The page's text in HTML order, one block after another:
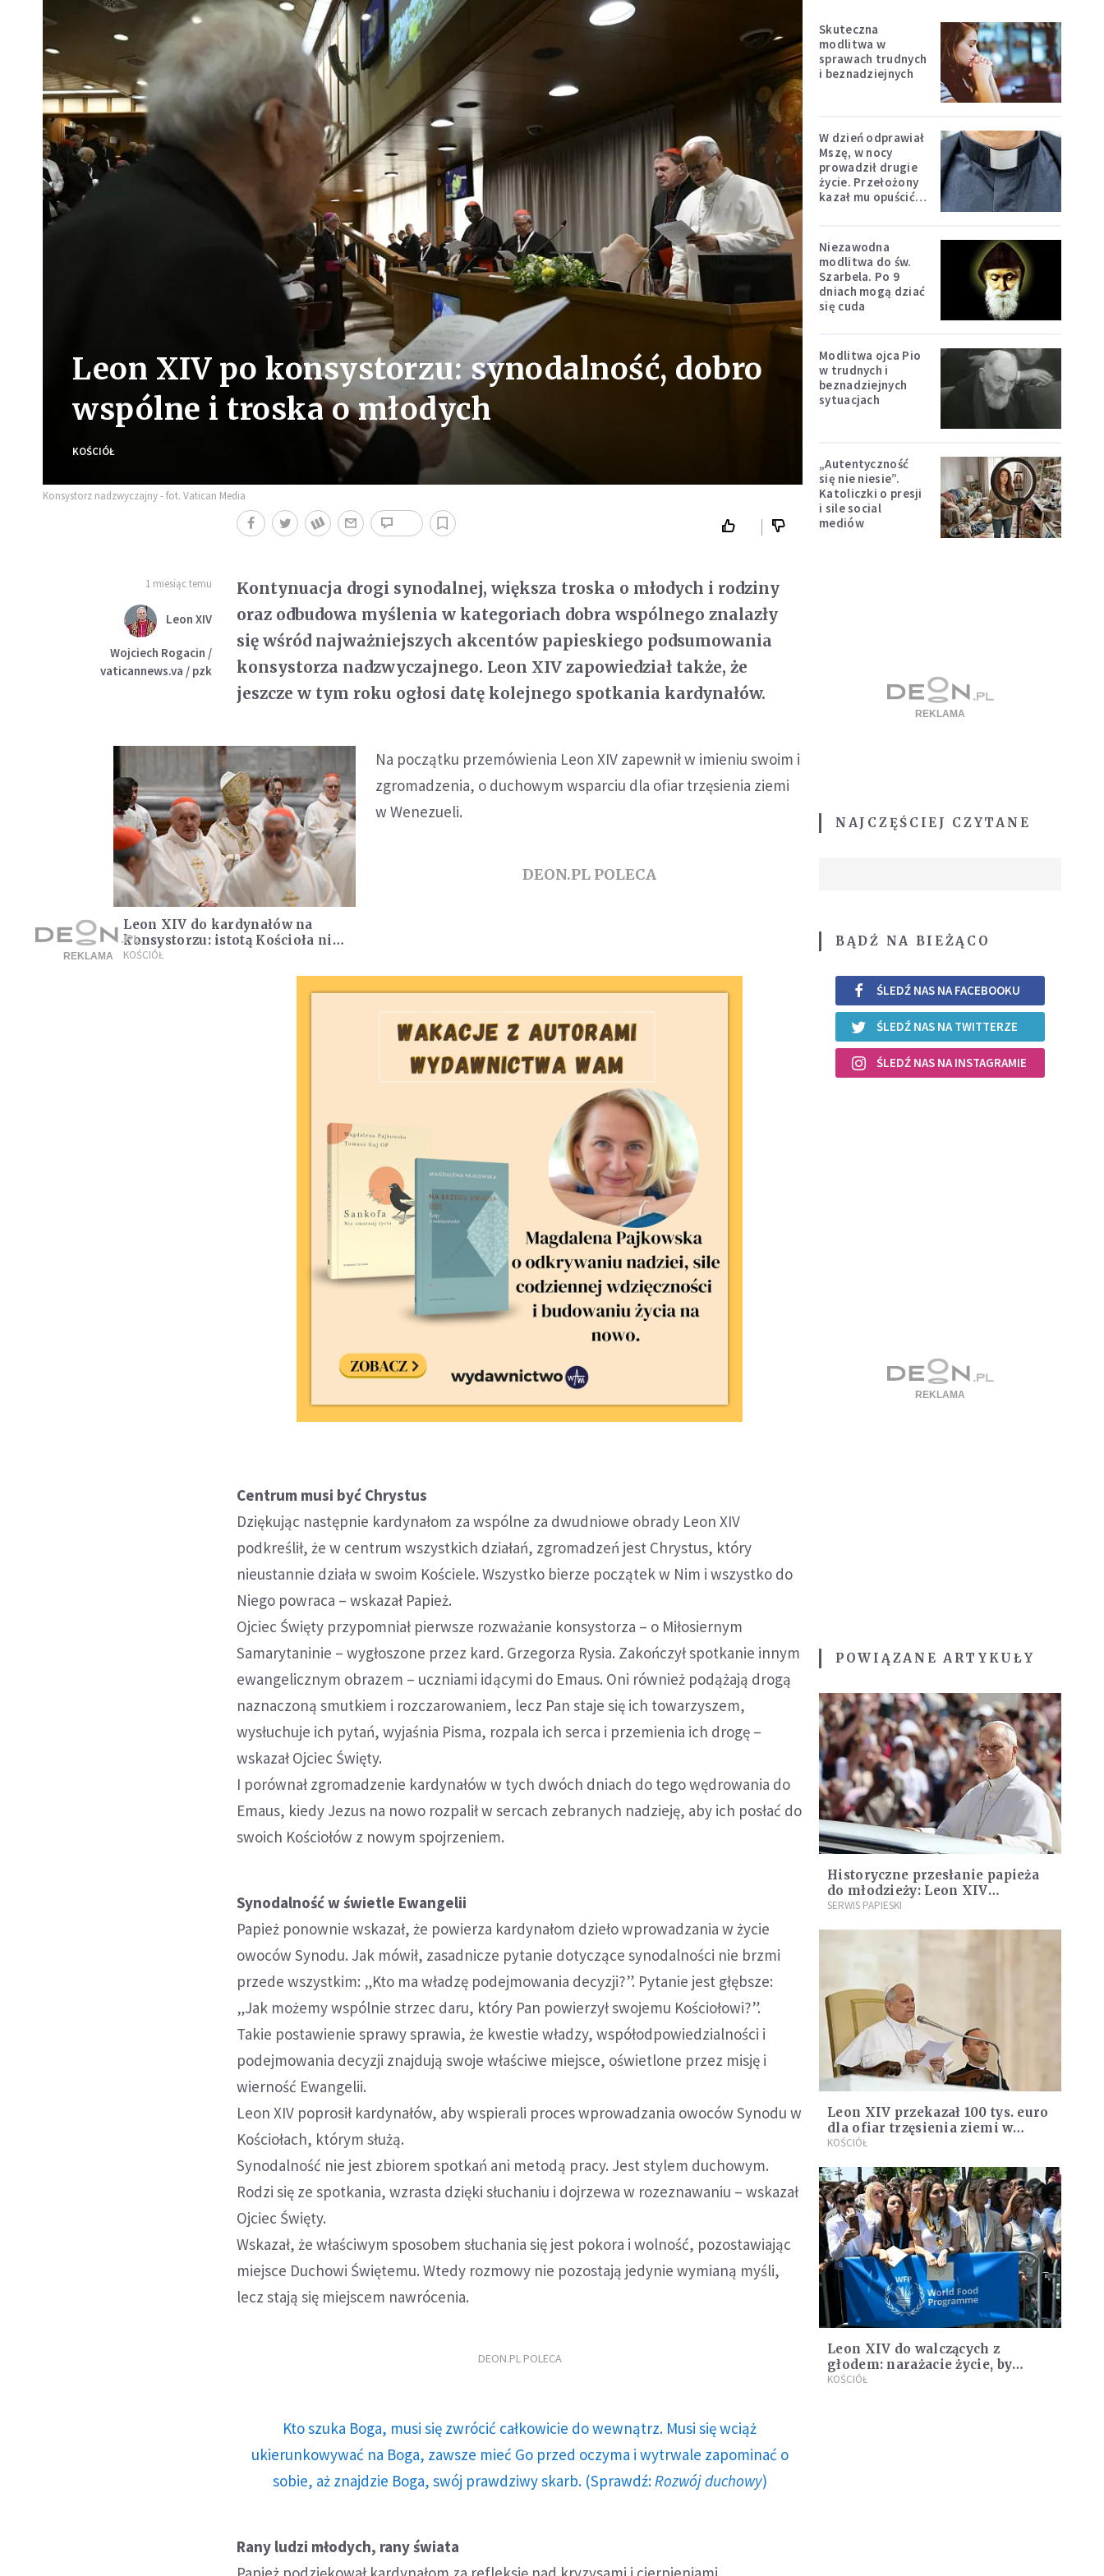
Leon XIV po konsystorzu: synodalność, dobro
wspólne i troska o młodych
KOŚCIÓŁ
Konsystorz nadzwyczajny - fot. Vatican Media
1 miesiąc temu
Leon XIV
Wojciech Rogacin /
vaticannews.va / pzk
Kontynuacja drogi synodalnej, większa troska o młodych i rodziny
oraz odbudowa myślenia w kategoriach dobra wspólnego znalazły
się wśród najważniejszych akcentów papieskiego podsumowania
konsystorza nadzwyczajnego. Leon XIV zapowiedział także, że
jeszcze w tym roku ogłosi datę kolejnego spotkania kardynałów.
Leon XIV do kardynałów na
konsystorzu: istotą Kościoła nie
jest duchowieństwo
KOŚCIÓŁ
Na początku przemówienia Leon XIV zapewnił w imieniu swoim i
zgromadzenia, o duchowym wsparciu dla ofiar trzęsienia ziemi
w Wenezueli.
DEON.PL POLECA
Centrum musi być Chrystus
Dziękując następnie kardynałom za wspólne za dwudniowe obrady Leon XIV
podkreślił, że w centrum wszystkich działań, zgromadzeń jest Chrystus, który
nieustannie działa w swoim Kościele. Wszystko bierze początek w Nim i wszystko do
Niego powraca – wskazał Papież.
Ojciec Święty przypomniał pierwsze rozważanie konsystorza – o Miłosiernym
Samarytaninie – wygłoszone przez kard. Grzegorza Rysia. Zakończył spotkanie innym
ewangelicznym obrazem – uczniami idącymi do Emaus. Oni również podążają drogą
naznaczoną smutkiem i rozczarowaniem, lecz Pan staje się ich towarzyszem,
wysłuchuje ich pytań, wyjaśnia Pisma, rozpala ich serca i przemienia ich drogę –
wskazał Ojciec Święty.
I porównał zgromadzenie kardynałów w tych dwóch dniach do tego wędrowania do
Emaus, kiedy Jezus na nowo rozpalił w sercach zebranych nadzieję, aby ich posłać do
swoich Kościołów z nowym spojrzeniem.
Synodalność w świetle Ewangelii
Papież ponownie wskazał, że powierza kardynałom dzieło wprowadzania w życie
owoców Synodu. Jak mówił, zasadnicze pytanie dotyczące synodalności nie brzmi
przede wszystkim: „Kto ma władzę podejmowania decyzji?”. Pytanie jest głębsze:
„Jak możemy wspólnie strzec daru, który Pan powierzył swojemu Kościołowi?”.
Takie postawienie sprawy sprawia, że kwestie władzy, współodpowiedzialności i
podejmowania decyzji znajdują swoje właściwe miejsce, oświetlone przez misję i
wierność Ewangelii.
Leon XIV poprosił kardynałów, aby wspierali proces wprowadzania owoców Synodu w
Kościołach, którym służą.
Synodalność nie jest zbiorem spotkań ani metodą pracy. Jest stylem duchowym.
Rodzi się ze spotkania, wzrasta dzięki słuchaniu i dojrzewa w rozeznawaniu – wskazał
Ojciec Święty.
Wskazał, że właściwym sposobem słuchania się jest pokora i wolność, pozostawiając
miejsce Duchowi Świętemu. Wtedy rozmowy nie pozostają jedynie wymianą myśli,
lecz stają się miejscem nawrócenia.
DEON.PL POLECA
Kto szuka Boga, musi się zwrócić całkowicie do wewnątrz. Musi się wciąż
ukierunkowywać na Boga, zawsze mieć Go przed oczyma i wytrwale zapominać o
sobie, aż znajdzie Boga, swój prawdziwy skarb. (Sprawdź:Rozwój duchowy)
Rany ludzi młodych, rany świata
Skuteczna
modlitwa w
sprawach trudnych
i beznadziejnych
W dzień odprawiał
Mszę, w nocy
prowadził drugie
życie. Przełożony
kazał mu opuścić
Niezawodna
modlitwa do św.
Szarbela. Po 9
dniach mogą dziać
się cuda
Modlitwa ojca Pio
w trudnych i
beznadziejnych
sytuacjach
„Autentyczność
się nie niesie”.
Katoliczki o presji
i sile social
mediów
NAJCZĘŚCIEJ CZYTANE
BĄDŹ NA BIEŻĄCO
ŚLEDŹ NAS NA FACEBOOKU
ŚLEDŹ NAS NA TWITTERZE
ŚLEDŹ NAS NA INSTAGRAMIE
POWIĄZANE ARTYKUŁY
Historyczne przesłanie papieża
do młodzieży: Leon XIV
wskazuje drogę do prawdziwego
SERWIS PAPIESKI
Leon XIV przekazał 100 tys. euro
dla ofiar trzęsienia ziemi w
Wenezueli
KOŚCIÓŁ
Leon XIV do walczących z
głodem: narażacie życie, by
żywność docierała do najbardziej
KOŚCIÓŁ